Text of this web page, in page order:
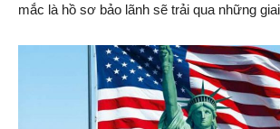
Mỹ
mắc là hồ sơ bảo lãnh sẽ trải qua những